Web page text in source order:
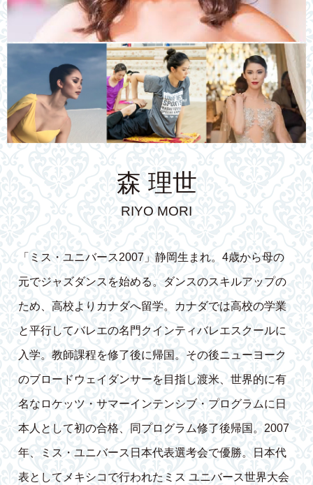
森 理世
RIYO MORI
「ミス・ユニバース2007」静岡生まれ。4歳から母の
元でジャズダンスを始める。ダンスのスキルアップの
ため、高校よりカナダへ留学。カナダでは高校の学業
と平行してバレエの名門クインティバレエスクールに
入学。教師課程を修了後に帰国。その後ニューヨーク
のブロードウェイダンサーを目指し渡米、世界的に有
名なロケッツ・サマーインテンシブ・プログラムに日
本人として初の合格、同プログラム修了後帰国。2007
年、ミス・ユニバース日本代表選考会で優勝。日本代
表としてメキシコで行われたミス ユニバース世界大会